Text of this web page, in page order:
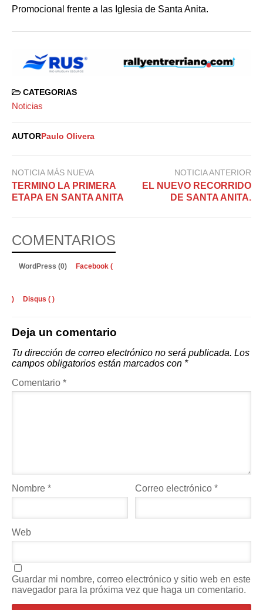
Promocional frente a las Iglesia de Santa Anita.
CATEGORIAS
Noticias
AUTOR Paulo Olivera
NOTICIA MÁS NUEVA
TERMINO LA PRIMERA
ETAPA EN SANTA ANITA
NOTICIA ANTERIOR
EL NUEVO RECORRIDO
DE SANTA ANITA.
COMENTARIOS
WordPress (0) Facebook (
) Disqus ( )
Deja un comentario
Tu dirección de correo electrónico no será publicada. Los
campos obligatorios están marcados con *
Comentario *
Nombre * Correo electrónico*
Web
Guardar mi nombre, correo electrónico y sitio web en este
navegador para la próxima vez que haga un comentario.